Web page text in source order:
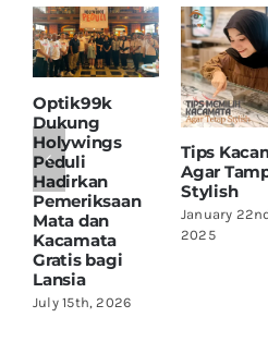
Optik99k
Dukung
Holywings
Peduli
Hadirkan
Pemeriksaan
Mata dan
Kacamata
Gratis bagi
Lansia
July 15th, 2026
Tips
Agar
Stylish
January
2025